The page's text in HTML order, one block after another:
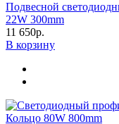
Подвесной
22W 300mm
11 650р.
В корзину